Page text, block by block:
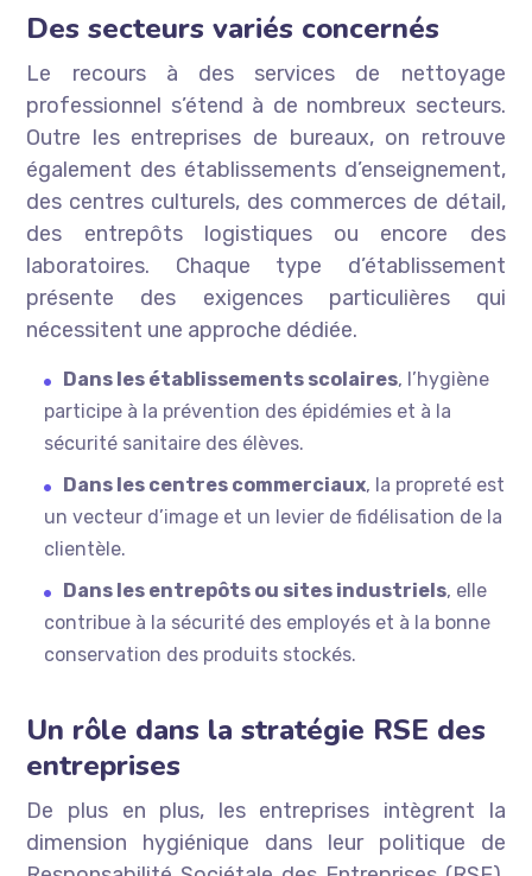
Des secteurs variés concernés
Le recours à des services de nettoyage
professionnel s’étend à de nombreux secteurs.
Outre les entreprises de bureaux, on retrouve
également des établissements d’enseignement,
des centres culturels, des commerces de détail,
des entrepôts logistiques ou encore des
laboratoires. Chaque type d’établissement
présente des exigences particulières qui
nécessitent une approche dédiée.
Dans les établissements scolaires, l’hygiène
participe à la prévention des épidémies et à la
sécurité sanitaire des élèves.
Dans les centres commerciaux, la propreté est
un vecteur d’image et un levier de fidélisation de la
clientèle.
Dans les entrepôts ou sites industriels, elle
contribue à la sécurité des employés et à la bonne
conservation des produits stockés.
Un rôle dans la stratégie RSE des
entreprises
De plus en plus, les entreprises intègrent la
dimension hygiénique dans leur politique de